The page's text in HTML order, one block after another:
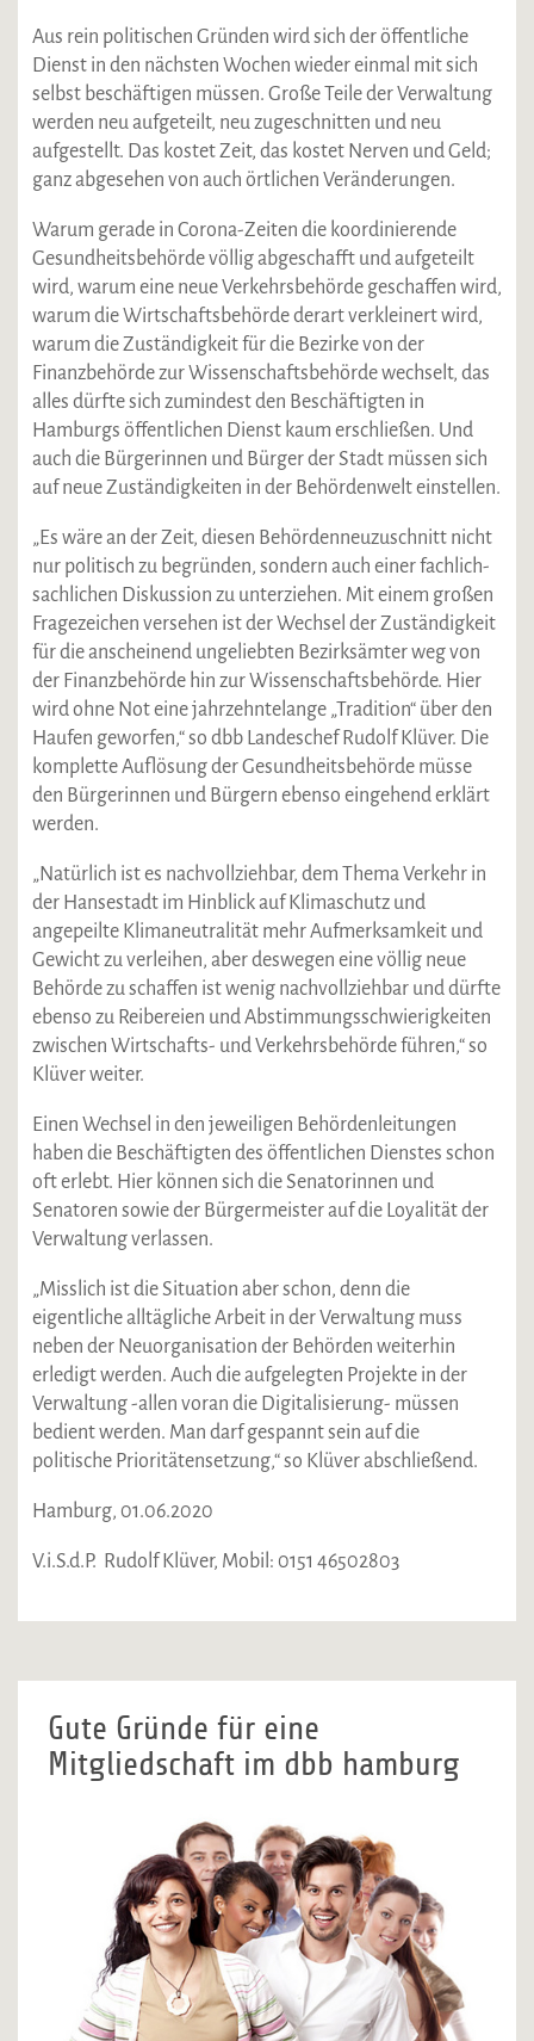
Aus rein politischen Gründen wird sich der öffentliche
Dienst in den nächsten Wochen wieder einmal mit sich
selbst beschäftigen müssen. Große Teile der Verwaltung
werden neu aufgeteilt, neu zugeschnitten und neu
aufgestellt. Das kostet Zeit, das kostet Nerven und Geld;
ganz abgesehen von auch örtlichen Veränderungen.
Warum gerade in Corona-Zeiten die koordinierende
Gesundheitsbehörde völlig abgeschafft und aufgeteilt
wird, warum eine neue Verkehrsbehörde geschaffen wird,
warum die Wirtschaftsbehörde derart verkleinert wird,
warum die Zuständigkeit für die Bezirke von der
Finanzbehörde zur Wissenschaftsbehörde wechselt, das
alles dürfte sich zumindest den Beschäftigten in
Hamburgs öffentlichen Dienst kaum erschließen. Und
auch die Bürgerinnen und Bürger der Stadt müssen sich
auf neue Zuständigkeiten in der Behördenwelt einstellen.
„Es wäre an der Zeit, diesen Behördenneuzuschnitt nicht
nur politisch zu begründen, sondern auch einer fachlich-
sachlichen Diskussion zu unterziehen. Mit einem großen
Fragezeichen versehen ist der Wechsel der Zuständigkeit
für die anscheinend ungeliebten Bezirksämter weg von
der Finanzbehörde hin zur Wissenschaftsbehörde. Hier
wird ohne Not eine jahrzehntelange „Tradition“ über den
Haufen geworfen,“ so dbb Landeschef Rudolf Klüver. Die
komplette Auflösung der Gesundheitsbehörde müsse
den Bürgerinnen und Bürgern ebenso eingehend erklärt
werden.
„Natürlich ist es nachvollziehbar, dem Thema Verkehr in
der Hansestadt im Hinblick auf Klimaschutz und
angepeilte Klimaneutralität mehr Aufmerksamkeit und
Gewicht zu verleihen, aber deswegen eine völlig neue
Behörde zu schaffen ist wenig nachvollziehbar und dürfte
ebenso zu Reibereien und Abstimmungsschwierigkeiten
zwischen Wirtschafts- und Verkehrsbehörde führen,“ so
Klüver weiter.
Einen Wechsel in den jeweiligen Behördenleitungen
haben die Beschäftigten des öffentlichen Dienstes schon
oft erlebt. Hier können sich die Senatorinnen und
Senatoren sowie der Bürgermeister auf die Loyalität der
Verwaltung verlassen.
„Misslich ist die Situation aber schon, denn die
eigentliche alltägliche Arbeit in der Verwaltung muss
neben der Neuorganisation der Behörden weiterhin
erledigt werden. Auch die aufgelegten Projekte in der
Verwaltung -allen voran die Digitalisierung- müssen
bedient werden. Man darf gespannt sein auf die
politische Prioritätensetzung,“ so Klüver abschließend.
Hamburg, 01.06.2020
V.i.S.d.P. Rudolf Klüver, Mobil: 0151 46502803
Gute Gründe für eine
Mitgliedschaft im dbb hamburg